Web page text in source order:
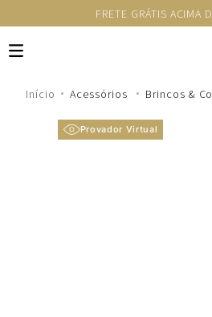
FRETE GRÁTIS ACIMA
Acessórios Brincos &
Provador Virtual